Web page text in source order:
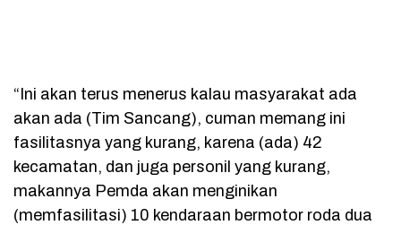
“Ini akan terus menerus kalau masyarakat ada
akan ada (Tim Sancang), cuman memang ini
fasilitasnya yang kurang, karena (ada) 42
kecamatan, dan juga personil yang kurang,
makannya Pemda akan menginikan
(memfasilitasi) 10 kendaraan bermotor roda dua